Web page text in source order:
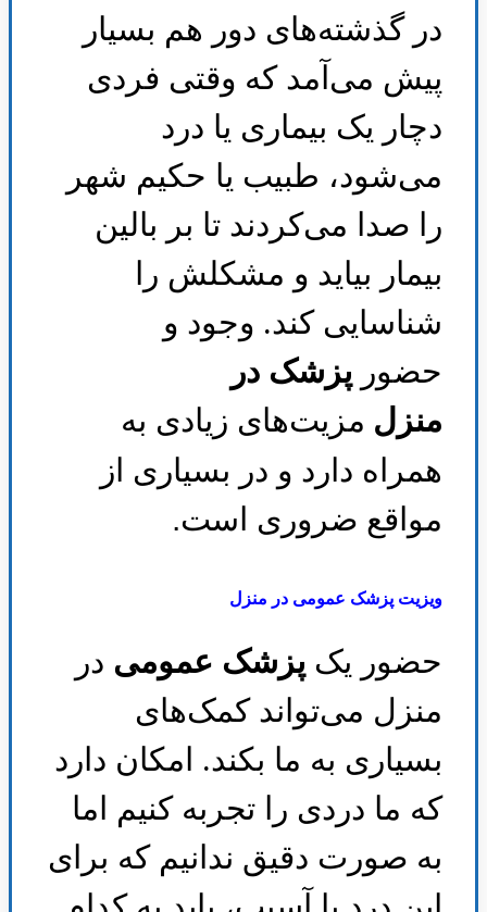
در گذشته‌های دور هم بسیار
پیش می‌آمد که وقتی فردی
دچار یک بیماری یا درد
می‌شود، طبیب یا حکیم شهر
را صدا می‌کردند تا بر بالین
بیمار بیاید و مشکلش را
شناسایی کند. وجود و
حضور پزشک در
منزل مزیت‌های زیادی به
همراه دارد و در بسیاری از
مواقع ضروری است.
ویزیت پزشک عمومی در منزل
حضور یک پزشک عمومی در
منزل می‌تواند کمک‌های
بسیاری به ما بکند. امکان دارد
که ما دردی را تجربه کنیم اما
به صورت دقیق ندانیم که برای